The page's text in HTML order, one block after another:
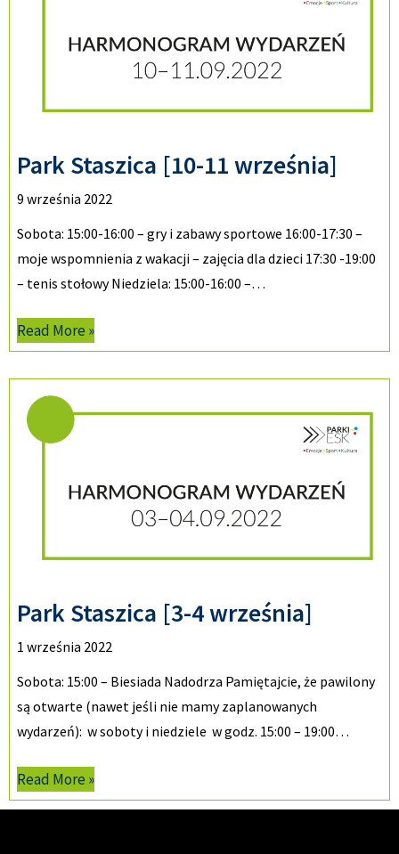
Park Staszica [10-11 września]
9 września 2022
Sobota: 15:00-16:00 – gry i zabawy sportowe 16:00-17:30 –
moje wspomnienia z wakacji – zajęcia dla dzieci 17:30 -19:00
– tenis stołowy Niedziela: 15:00-16:00 –…
Read More »
Park Staszica [3-4 września]
1 września 2022
Sobota: 15:00 – Biesiada Nadodrza Pamiętajcie, że pawilony
są otwarte (nawet jeśli nie mamy zaplanowanych
wydarzeń): w soboty i niedziele w godz. 15:00 – 19:00…
Read More »